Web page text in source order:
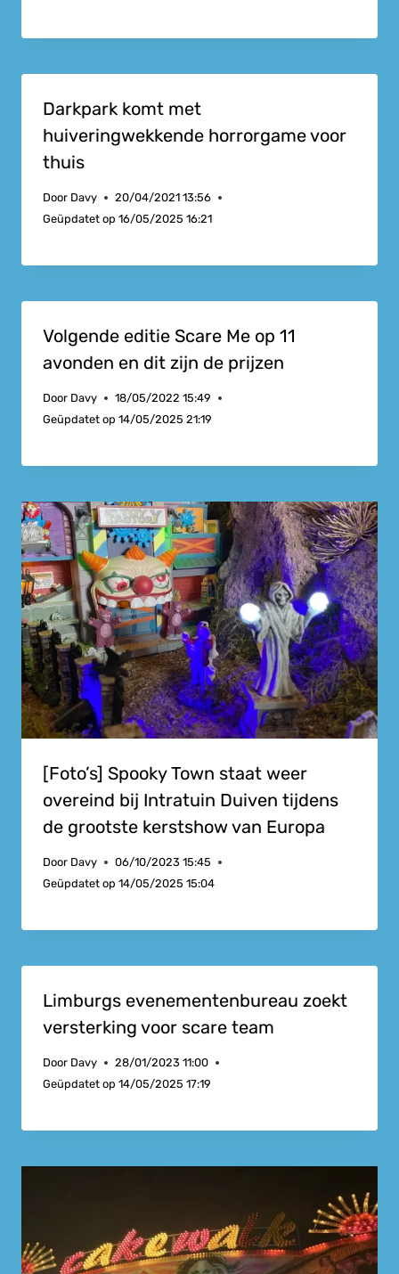
Darkpark komt met
huiveringwekkende horrorgame voor
thuis
Door Davy
20/04/2021 13:56
Geüpdatet op 16/05/2025 16:21
Volgende editie Scare Me op 11
avonden en dit zijn de prijzen
Door Davy
18/05/2022 15:49
Geüpdatet op 14/05/2025 21:19
[Foto’s] Spooky Town staat weer
overeind bij Intratuin Duiven tijdens
de grootste kerstshow van Europa
Door Davy
06/10/2023 15:45
Geüpdatet op 14/05/2025 15:04
Limburgs evenementenbureau zoekt
versterking voor scare team
Door Davy
28/01/2023 11:00
Geüpdatet op 14/05/2025 17:19